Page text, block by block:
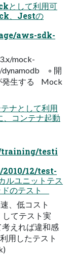
として利用可
、Jestの
aws-sdk-
mock-
dynamodb ◦ 開
発生する Mock
ナとして利用
コンテナ起動
training/testi
12/test-
ユニットテス
のテスト
、低コスト
してテスト実
えれば違和感
用したテスト